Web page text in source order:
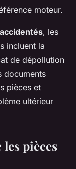
moteur.
, les
incluent la
de dépollution
documents
pièces et
ultérieur
les pièces